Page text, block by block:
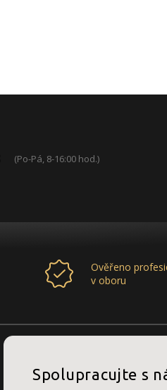
(Po-Pá, 8-16:00 hod.)
Ověřeno
v oboru
Spolupracujte s